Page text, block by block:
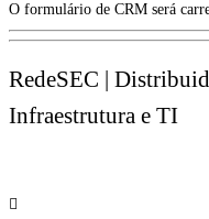
O formulário de CRM será
RedeSEC |
Infraestrutura e TI